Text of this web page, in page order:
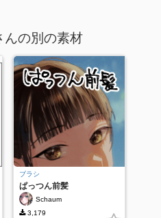
の別の素材
ブラシ
ぱっつん前髪
Schaum
3,179